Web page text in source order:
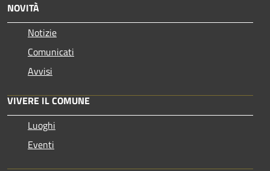
NOVITÀ
Notizie
Comunicati
Avvisi
VIVERE IL COMUNE
Luoghi
Eventi